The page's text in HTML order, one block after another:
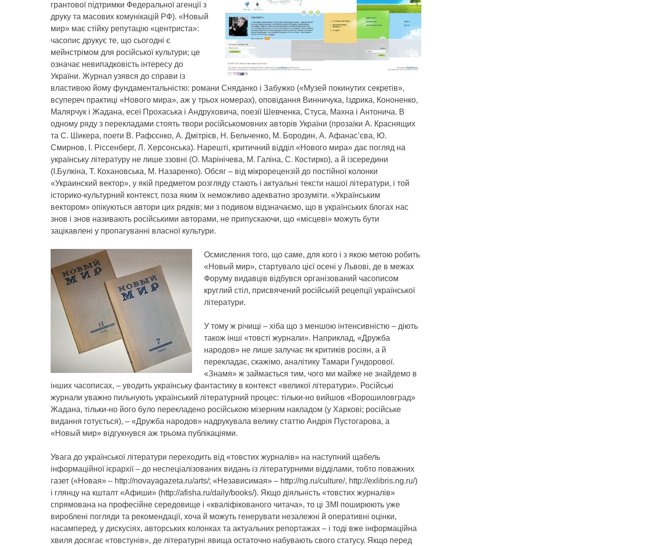
грантової підтримки Федеральної агенції з
друку та масових комунікацій РФ). «Новый
мир» має стійку репутацію «центриста»:
часопис друкує те, що сьогодні є
мейнстрімом для російської культури; це
означає невипадковість інтересу до
України. Журнал узявся до справи із
властивою йому фундаментальністю: романи Сняданко і Забужко («Музей покинутих секретів»,
всупереч практиці «Нового мира», аж у трьох номерах), оповідання Винничука, Іздрика, Кононенко,
Малярчук і Жадана, есеї Прохаська і Андруховича, поезії Шевченка, Стуса, Махна і Антонича. В
одному ряду з перекладами стоять твори російськомовних авторів України (прозаїки А. Краснящих
та С. Шикера, поети В. Рафєєнко, А. Дмітрієв, Н. Бельченко, М. Бородин, А. Афанас’єва, Ю.
Смирнов, І. Ріссенберг, Л. Херсонська). Нарешті, критичний відділ «Нового мира» дає погляд на
українську літературу не лише ззовні (О. Марінічева, М. Галіна, С. Костирко), а й ізсередини
(І.Булкіна, Т. Кохановська, М. Назаренко). Обсяг – від мікрорецензій до постійної колонки
«Украинский вектор», у якій предметом розгляду стають і актуальні тексти нашої літератури, і той
історико-культурний контекст, поза яким їх неможливо адекватно зрозуміти. «Українським
вектором» опікуються автори цих рядків; ми з подивом відзначаємо, що в українських блогах нас
знов і знов називають російськими авторами, не припускаючи, що «місцеві» можуть бути
зацікавлені у пропагуванні власної культури.
Осмислення того, що саме, для кого і з якою метою робить
«Новый мир», стартувало цієї осені у Львові, де в межах
Форуму видавців відбувся організований часописом
круглий стіл, присвячений російській рецепції української
літератури.
У тому ж річищі – хіба що з меншою інтенсивністю – діють
також інші «товсті журнали». Наприклад, «Дружба
народов» не лише залучає як критиків росіян, а й
перекладає, скажімо, аналітику Тамари Гундорової.
«Знамя» ж займається тим, чого ми майже не знайдемо в
інших часописах, – уводить українську фантастику в контекст «великої літератури». Російські
журнали уважно пильнують український літературний процес: тільки-но вийшов «Ворошиловград»
Жадана, тільки-но його було перекладено російською мізерним накладом (у Харкові; російське
видання готується), – «Дружба народов» надрукувала велику статтю Андрія Пустогарова, а
«Новый мир» відгукнувся аж трьома публікаціями.
Увага до української літератури переходить від «товстих журналів» на наступний щабель
інформаційної ієрархії – до неспеціалізованих видань із літературними відділами, тобто поважних
газет («Новая» – http://novayagazeta.ru/arts/; «Независимая» – http://ng.ru/culture/, http://exlibris.ng.ru/)
і глянцу на кшталт «Афиши» (http://afisha.ru/daily/books/). Якщо діяльність «товстих журналів»
спрямована на професійне середовище і «кваліфікованого читача», то ці ЗМІ поширюють уже
вироблені погляди та рекомендації, хоча й можуть генерувати незалежні й оперативні оцінки,
насамперед, у дискусіях, авторських колонках та актуальних репортажах – і тоді вже інформаційна
хвиля досягає «товстунів», де літературні явища остаточно набувають свого статусу. Якщо перед